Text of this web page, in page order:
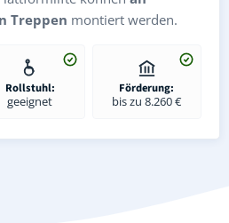
Treppen montiert werden.
Rollstuhl:
geeignet
Förderung:
bis zu 8.260 €